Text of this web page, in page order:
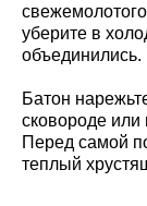
уберите в
объединились.
Батон
сковороде или
Перед самой
теплый